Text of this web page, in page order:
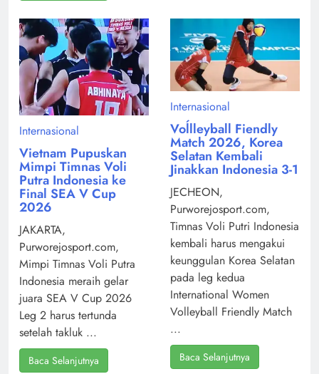
Internasional
Vietnam Pupuskan
Mimpi Timnas Voli
Putra Indonesia ke
Final SEA V Cup
2026
JAKARTA,
Purworejosport.com,
Mimpi Timnas Voli Putra
Indonesia meraih gelar
juara SEA V Cup 2026
Leg 2 harus tertunda
setelah takluk ...
Baca Selanjutnya
Internasional
Voĺlleyball Fiendly
Match 2026, Korea
Selatan Kembali
Jinakkan Indonesia 3-1
JECHEON,
Purworejosport.com,
Timnas Voli Putri Indonesia
kembali harus mengakui
keunggulan Korea Selatan
pada leg kedua
International Women
Volleyball Friendly Match
...
Baca Selanjutnya